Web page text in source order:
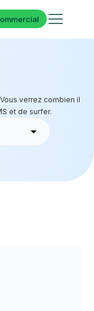
verrez combien il
et de surfer.